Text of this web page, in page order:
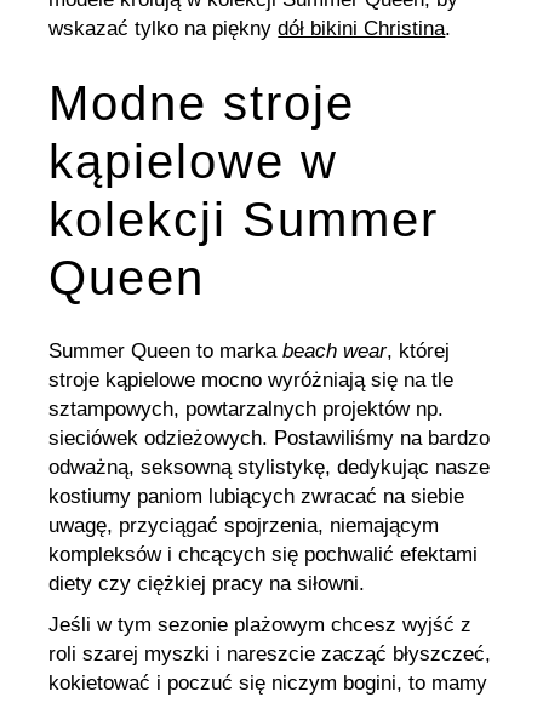
wskazać tylko na pięknydół bikini Christina.
Modne stroje
kąpielowe w
kolekcji Summer
Queen
Summer Queen to markabeach wear, której
stroje kąpielowe mocno wyróżniają się na tle
sztampowych, powtarzalnych projektów np.
sieciówek odzieżowych. Postawiliśmy na bardzo
odważną, seksowną stylistykę, dedykując nasze
kostiumy paniom lubiących zwracać na siebie
uwagę, przyciągać spojrzenia, niemającym
kompleksów i chcących się pochwalić efektami
diety czy ciężkiej pracy na siłowni.
Jeśli w tym sezonie plażowym chcesz wyjść z
roli szarej myszki i nareszcie zacząć błyszczeć,
kokietować i poczuć się niczym bogini, to mamy